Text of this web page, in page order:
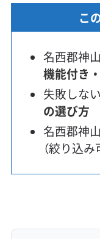
こ
名西郡神
機能付き
失敗しない
の選び方
名西郡神
（絞り込み